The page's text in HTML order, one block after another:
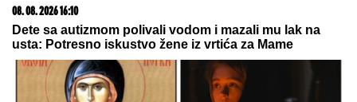
08. 08. 2026 16:10
Dete sa autizmom polivali vodom i mazali mu lak na
usta: Potresno iskustvo žene iz vrtića za Mame